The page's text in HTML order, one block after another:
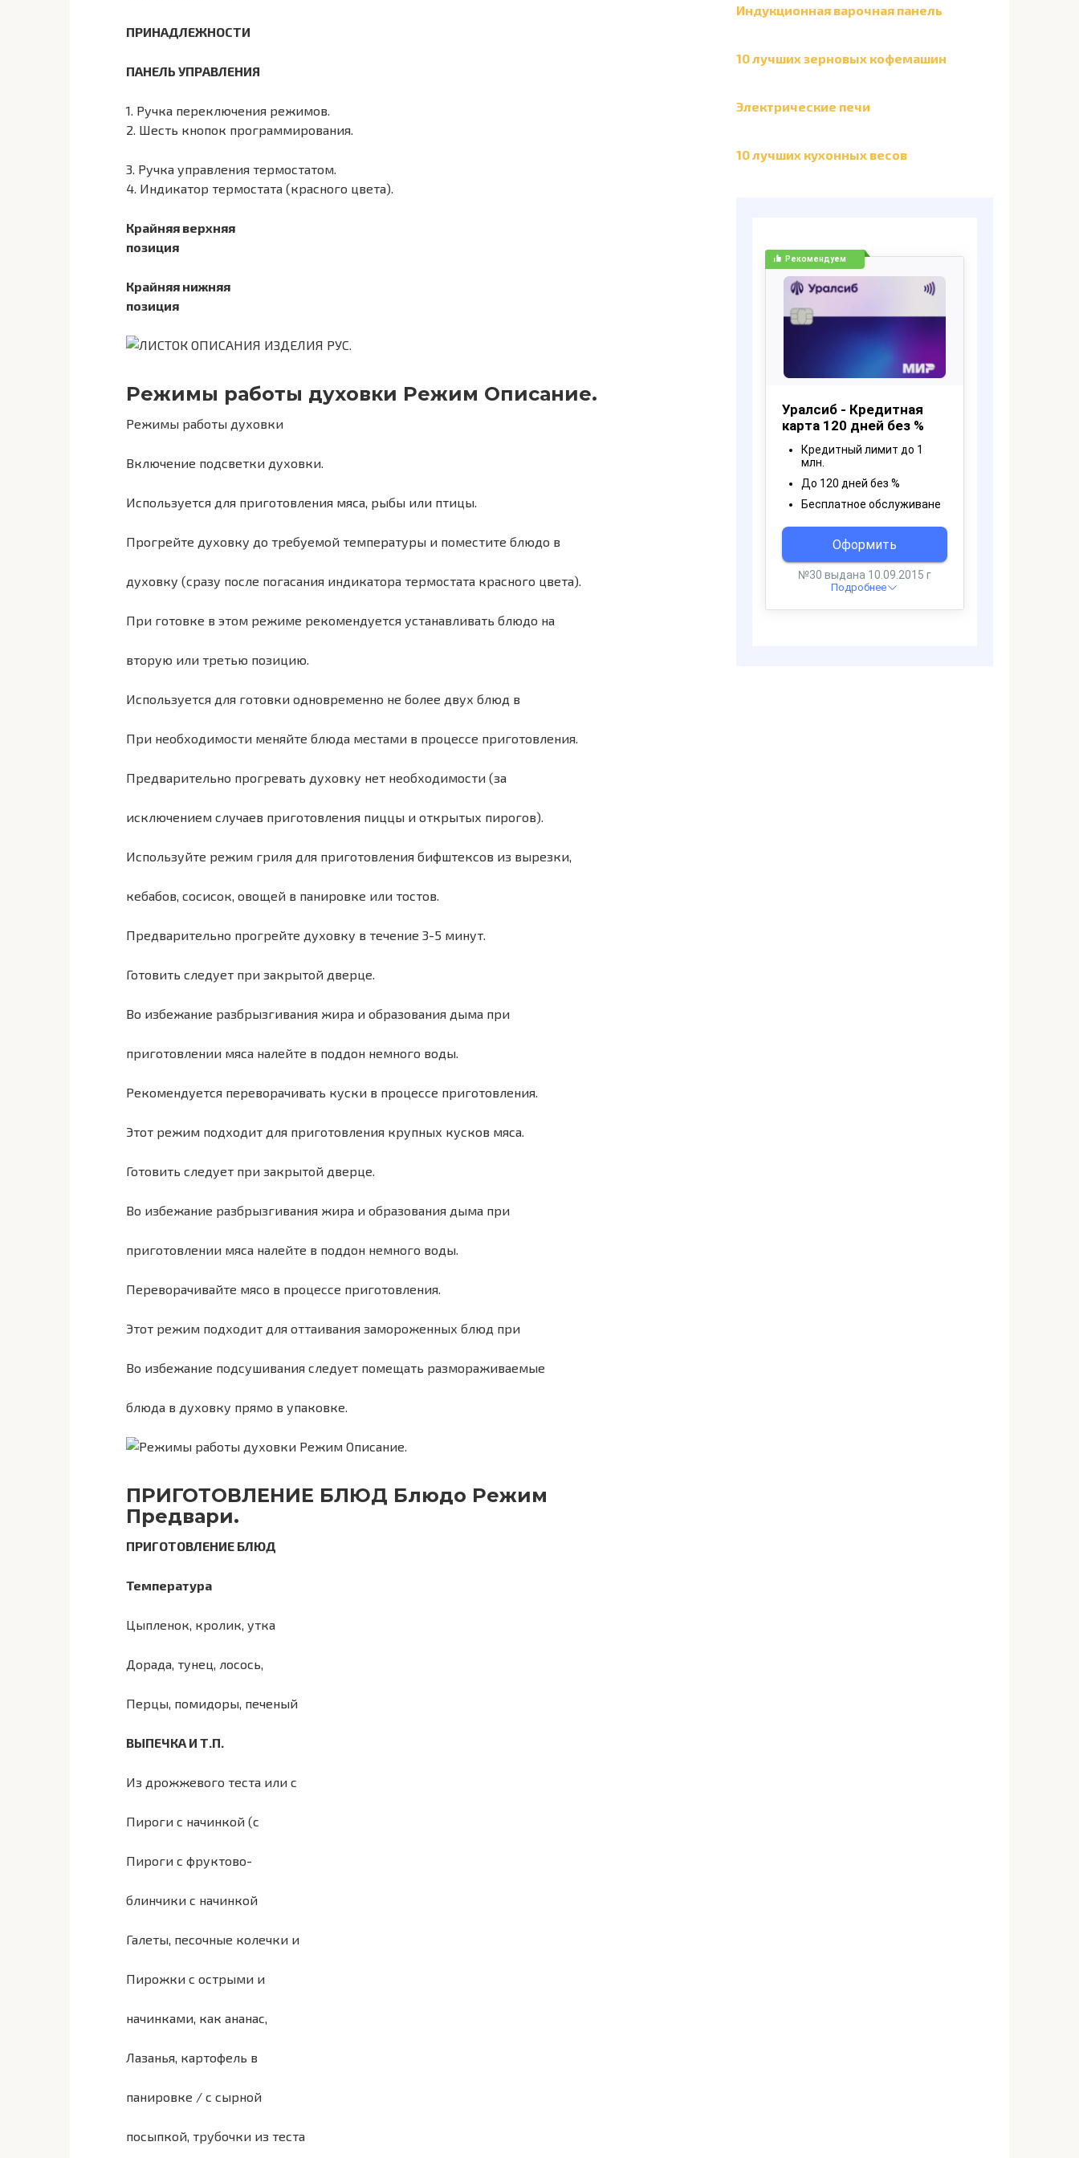
ПРИНАДЛЕЖНОСТИ
ПАНЕЛЬ УПРАВЛЕНИЯ
1. Ручка переключения режимов.
2. Шесть кнопок программирования.
3. Ручка управления термостатом.
4. Индикатор термостата (красного цвета).
Крайняя верхняя
позиция
Крайняя нижняя
позиция
Режимы работы духовки Режим Описание.
Режимы работы духовки
Включение подсветки духовки.
Используется для приготовления мяса, рыбы или птицы.
Прогрейте духовку до требуемой температуры и поместите блюдо в
духовку (сразу после погасания индикатора термостата красного цвета).
При готовке в этом режиме рекомендуется устанавливать блюдо на
вторую или третью позицию.
Используется для готовки одновременно не более двух блюд в
При необходимости меняйте блюда местами в процессе приготовления.
Предварительно прогревать духовку нет необходимости (за
исключением случаев приготовления пиццы и открытых пирогов).
Используйте режим гриля для приготовления бифштексов из вырезки,
кебабов, сосисок, овощей в панировке или тостов.
Предварительно прогрейте духовку в течение 3-5 минут.
Готовить следует при закрытой дверце.
Во избежание разбрызгивания жира и образования дыма при
приготовлении мяса налейте в поддон немного воды.
Рекомендуется переворачивать куски в процессе приготовления.
Этот режим подходит для приготовления крупных кусков мяса.
Готовить следует при закрытой дверце.
Во избежание разбрызгивания жира и образования дыма при
приготовлении мяса налейте в поддон немного воды.
Переворачивайте мясо в процессе приготовления.
Этот режим подходит для оттаивания замороженных блюд при
Во избежание подсушивания следует помещать размораживаемые
блюда в духовку прямо в упаковке.
ПРИГОТОВЛЕНИЕ БЛЮД Блюдо Режим
Предвари.
ПРИГОТОВЛЕНИЕ БЛЮД
Температура
Цыпленок, кролик, утка
Дорада, тунец, лосось,
Перцы, помидоры, печеный
ВЫПЕЧКА И Т.П.
Из дрожжевого теста или с
Пироги с начинкой (с
Пироги с фруктово-
блинчики с начинкой
Галеты, песочные колечки и
Пирожки с острыми и
начинками, как ананас,
Лазанья, картофель в
панировке / с сырной
посыпкой, трубочки из теста
Индукционная варочная панель
10 лучших зерновых кофемашин
Электрические печи
10 лучших кухонных весов